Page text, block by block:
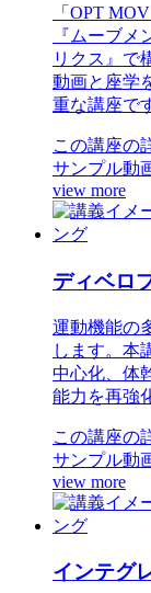
「OPT
『ムーブ
リクス』で
動画と座学
重な講座で
この講座の
サンプル動
view more
ディベロ
運動機能の
します。本
中心化、体
能力を再強
この講座の
サンプル動
view more
インテグ